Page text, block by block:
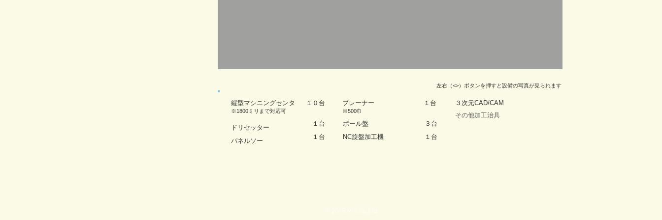
左右（<>）ボタンを押すと設備の写真が見られます
縦型マシニングセンタ １０台
​※1800ミリまで対応可
１台
１台
プレーナー １台
​※500巾
ボール盤
３台
NC旋盤加工機
１台
３次元CAD/CAM
​その他加工治具
パネルソー
​ドリセッター
© 2018 M's co.,Ltd